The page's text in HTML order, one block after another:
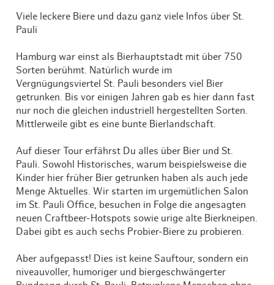
Viele leckere Biere und dazu ganz viele Infos über St.
Pauli
Hamburg war einst als Bierhauptstadt mit über 750
Sorten berühmt. Natürlich wurde im
Vergnügungsviertel St. Pauli besonders viel Bier
getrunken. Bis vor einigen Jahren gab es hier dann fast
nur noch die gleichen industriell hergestellten Sorten.
Mittlerweile gibt es eine bunte Bierlandschaft.
Auf dieser Tour erfährst Du alles über Bier und St.
Pauli. Sowohl Historisches, warum beispielsweise die
Kinder hier früher Bier getrunken haben als auch jede
Menge Aktuelles. Wir starten im urgemütlichen Salon
im St. Pauli Office, besuchen in Folge die angesagten
neuen Craftbeer-Hotspots sowie urige alte Bierkneipen.
Dabei gibt es auch sechs Probier-Biere zu probieren.
Aber aufgepasst! Dies ist keine Sauftour, sondern ein
niveauvoller, humoriger und biergeschwängerter